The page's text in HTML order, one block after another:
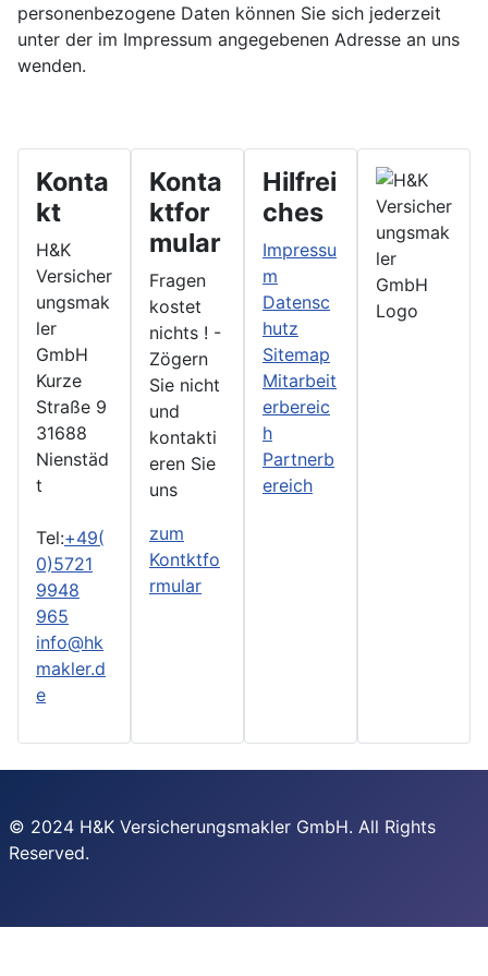
personenbezogene Daten können Sie sich jederzeit
unter der im Impressum angegebenen Adresse an uns
wenden.
Konta
kt
H&K
Versicher
ungsmak
ler
GmbH
Kurze
Straße 9
31688
Nienstäd
t
Tel:+49(
0)5721
9948
965
info@hk
makler.d
e
Konta
ktfor
mular
Fragen
kostet
nichts ! -
Zögern
Sie nicht
und
kontakti
eren Sie
uns
zum
Kontktfo
rmular
Hilfrei
ches
Impressu
m
Datensc
hutz
Sitemap
Mitarbeit
erbereic
h
Partnerb
ereich
© 2024 H&K Versicherungsmakler GmbH. All Rights
Reserved.